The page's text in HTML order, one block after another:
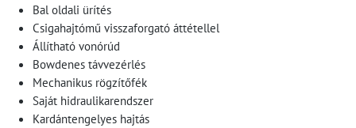
Bal oldali ürítés
Csigahajtómű visszaforgató áttétellel
Állítható vonórúd
Bowdenes távvezérlés
Mechanikus rögzítőfék
Saját hidraulikarendszer
Kardántengelyes hajtás